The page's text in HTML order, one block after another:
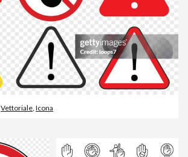
Vettoriale, Icona